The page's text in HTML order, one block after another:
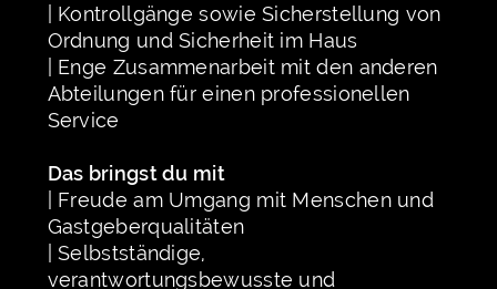
| Kontrollgänge sowie Sicherstellung von
Ordnung und Sicherheit im Haus
| Enge Zusammenarbeit mit den anderen
Abteilungen für einen professionellen
Service
Das bringst du mit
| Freude am Umgang mit Menschen und
Gastgeberqualitäten
| Selbstständige,
verantwortungsbewusste und